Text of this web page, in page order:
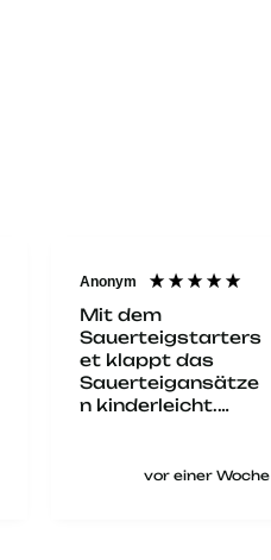
Anonym
Mit dem
Sauerteigstarters
et klappt das
Sauerteigansätze
n kinderleicht.
das Brot war sehr
vor einer Woche